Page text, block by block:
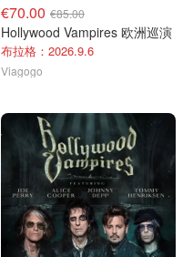
€70.00 €85.00
Hollywood Vampires 欧洲巡演
布拉格：2026.9.6
Viagogo